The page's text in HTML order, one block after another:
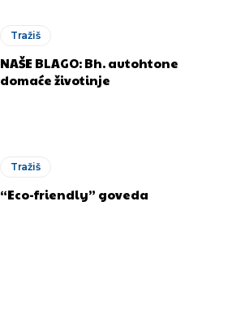
Tražiš
NAŠE BLAGO: Bh. autohtone
domaće životinje
Tražiš
“Eco-friendly” goveda